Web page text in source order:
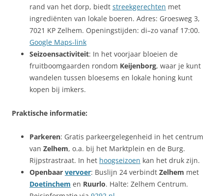
rand van het dorp, biedt streekgerechten met
ingrediënten van lokale boeren. Adres: Groesweg 3,
7021 KP Zelhem. Openingstijden: di–zo vanaf 17:00.
Google Maps-link
Seizoensactiviteit: In het voorjaar bloeien de
fruitboomgaarden rondom Keijenborg, waar je kunt
wandelen tussen bloesems en lokale honing kunt
kopen bij imkers.
Praktische informatie:
Parkeren: Gratis parkeergelegenheid in het centrum
van Zelhem, o.a. bij het Marktplein en de Burg.
Rijpstrastraat. In het hoogseizoen kan het druk zijn.
Openbaar vervoer: Buslijn 24 verbindt Zelhem met
Doetinchem en Ruurlo. Halte: Zelhem Centrum.